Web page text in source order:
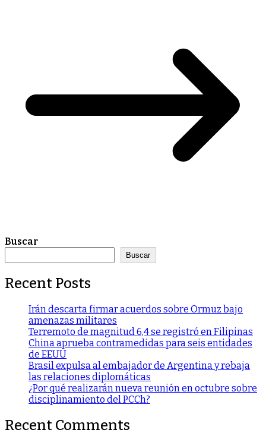
Buscar
Buscar
Recent Posts
Irán descarta firmar acuerdos sobre Ormuz bajo
amenazas militares
Terremoto de magnitud 6,4 se registró en Filipinas
China aprueba contramedidas para seis entidades
de EEUU
Brasil expulsa al embajador de Argentina y rebaja
las relaciones diplomáticas
¿Por qué realizarán nueva reunión en octubre sobre
disciplinamiento del PCCh?
Recent Comments